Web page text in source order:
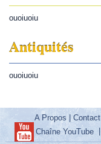
ouoiuoiu
Antiquités
ouoiuoiu
A Propos |Contact
Chaîne YouTube|